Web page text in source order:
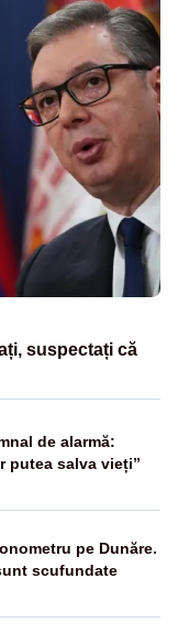
suspectați că
de alarmă:
putea salva vieți”
pe Dunăre.
scufundate